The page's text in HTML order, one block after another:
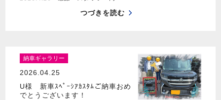
つづきを読む
納車ギャラリー
2026.04.25
U様 新車ｽﾍﾟｰｼｱｶｽﾀﾑご納車おめ
でとうございます！